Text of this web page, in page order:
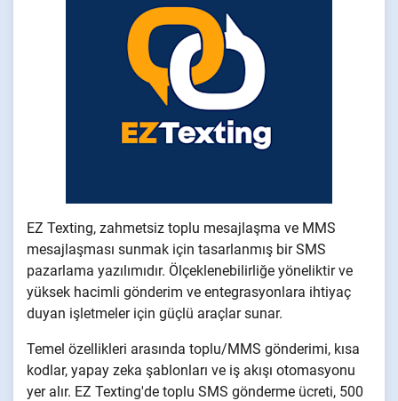
EZ Texting, zahmetsiz toplu mesajlaşma ve MMS
mesajlaşması sunmak için tasarlanmış bir SMS
pazarlama yazılımıdır. Ölçeklenebilirliğe yöneliktir ve
yüksek hacimli gönderim ve entegrasyonlara ihtiyaç
duyan işletmeler için güçlü araçlar sunar.
Temel özellikleri arasında toplu/MMS gönderimi, kısa
kodlar, yapay zeka şablonları ve iş akışı otomasyonu
yer alır. EZ Texting'de toplu SMS gönderme ücreti, 500